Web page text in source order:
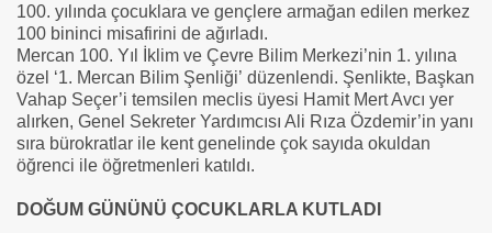
100. yılında çocuklara ve gençlere armağan edilen merkez
100 bininci misafirini de ağırladı.
Mercan 100. Yıl İklim ve Çevre Bilim Merkezi’nin 1. yılına
özel ‘1. Mercan Bilim Şenliği’ düzenlendi. Şenlikte, Başkan
Vahap Seçer’i temsilen meclis üyesi Hamit Mert Avcı yer
alırken, Genel Sekreter Yardımcısı Ali Rıza Özdemir’in yanı
sıra bürokratlar ile kent genelinde çok sayıda okuldan
öğrenci ile öğretmenleri katıldı.
DOĞUM GÜNÜNÜ ÇOCUKLARLA KUTLADI